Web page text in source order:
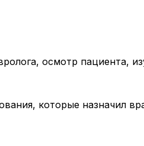
осмотр пациента,
которые назначил